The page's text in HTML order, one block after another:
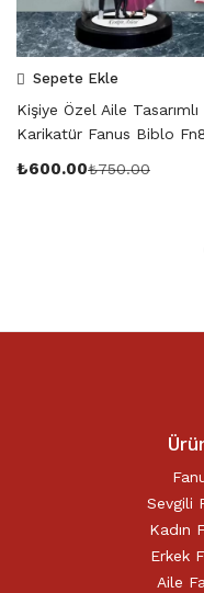
Sepete Ekle
Kişiye Özel Aile Tasarımlı
Karikatür Fanus Biblo
₺600.00₺750.00
Sevgili
Kadın
Erkek
Aile